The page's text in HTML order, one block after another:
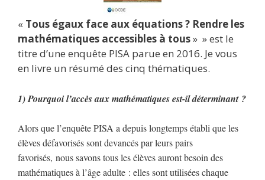
« Tous égaux face aux équations ? Rendre les
mathématiques accessibles à tous» » est le
titre d’une enquête PISA parue en 2016. Je vous
en livre un résumé des cinq thématiques.
1)Pourquoi l’accès aux mathématiques est-il déterminant ?
Alors que l’enquête PISA a depuis longtemps établi que les
élèves défavorisés sont devancés par leurs pairs
favorisés, nous savonstous les élèves auront besoin des
mathématiques à l’âge adulte : elles sont utilisées chaque